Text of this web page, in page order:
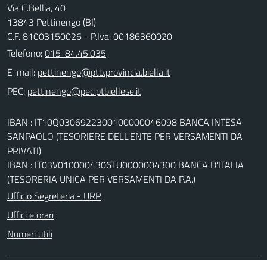
Via C.Bellia, 40
13843 Pettinengo (BI)
C.F. 81003150026 - P.Iva: 00186360020
Telefono:015-84.45.035
E-mail:
PEC:
IBAN : IT10Q0306922300100000046098 BANCA INTESA
SANPAOLO (TESORIERE DELL'ENTE PER VERSAMENTI DA
PRIVATI)
IBAN : IT03V0100004306TU0000004300 BANCA D'ITALIA
(TESORERIA UNICA PER VERSAMENTI DA P.A.)
Ufficio Segreteria - URP
Uffici e orari
Numeri utili